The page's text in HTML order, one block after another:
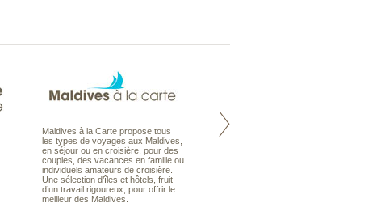
Maldives à la Carte propose tous
les types de voyages aux Maldives,
en séjour ou en croisière, pour des
couples, des vacances en famille ou
individuels amateurs de croisière.
Une sélection d’îles et hôtels, fruit
d’un travail rigoureux, pour offrir le
meilleur des Maldives.
Notre site Odyssee est un portail